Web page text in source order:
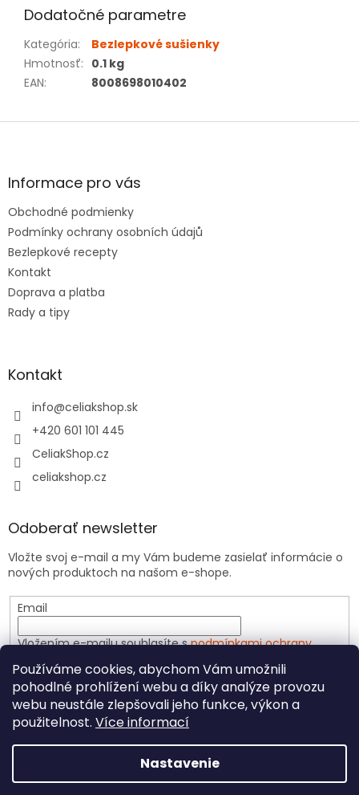
Používáme cookies, abychom Vám umožnili
pohodlné prohlížení webu a díky analýze provozu
webu neustále zlepšovali jeho funkce, výkon a
použitelnost. Více informací
Nastavenie
Dodatočné parametre
Kategória:
Bezlepkové sušienky
Hmotnosť: 0.1 kg
EAN: 8008698010402
Z
ä
e
Informace pro vás
Obchodné podmienky
Podmínky ochrany osobních údajů
Bezlepkové recepty
Kontakt
Doprava a platba
Rady a tipy
Kontakt
info@celiakshop.sk
+420 601 101 445
CeliakShop.cz
celiakshop.cz
Odoberať newsletter
Vložte svoj e-mail a my Vám budeme zasielať informácie o
nových produktoch na našom e-shope.
Email
Vložením e-mailu souhlasíte spodmínkami ochrany
PRIHLÁSIŤ SA
Vytvoril Shoptet